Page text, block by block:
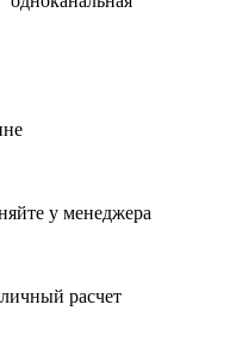
у менеджера
расчет